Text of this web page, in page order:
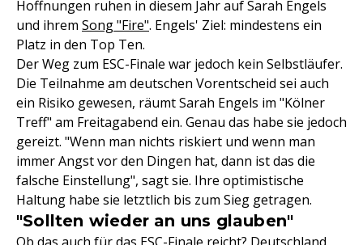
Hoffnungen ruhen in diesem Jahr auf Sarah Engels
und ihrem Song "Fire". Engels' Ziel: mindestens ein
Platz in den Top Ten.
Der Weg zum ESC-Finale war jedoch kein Selbstläufer.
Die Teilnahme am deutschen Vorentscheid sei auch
ein Risiko gewesen, räumt Sarah Engels im "Kölner
Treff" am Freitagabend ein. Genau das habe sie jedoch
gereizt. "Wenn man nichts riskiert und wenn man
immer Angst vor den Dingen hat, dann ist das die
falsche Einstellung", sagt sie. Ihre optimistische
Haltung habe sie letztlich bis zum Sieg getragen.
"Sollten wieder an uns glauben"